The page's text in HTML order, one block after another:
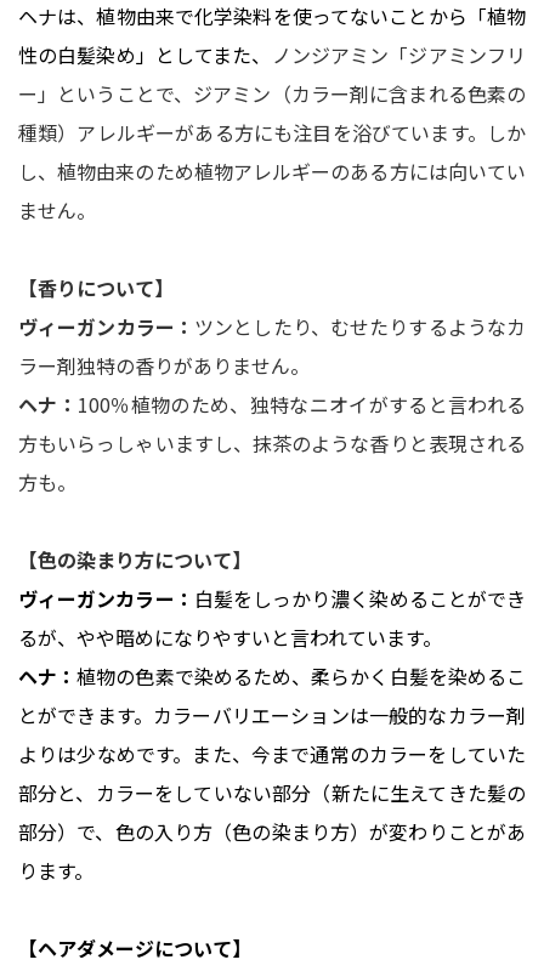
ヘナは、植物由来で化学染料を使ってないことから「植物
性の白髪染め」としてまた、 ノンジアミン「ジアミンフリ
ー」ということで、ジアミン（カラー剤に含まれる色素の
種類）アレルギーがある方にも注目を浴びています。しか
し、植物由来のため植物アレルギーのある方には向いてい
ません。
【香りについて】
ヴィーガンカラー： ツンとしたり、むせたりするようなカ
ラー剤独特の香りがありません。
ヘナ： 100％植物のため、独特なニオイがすると言われる
方もいらっしゃいますし、抹茶のような香りと表現される
方も。
【色の染まり方について】
ヴィーガンカラー： 白髪をしっかり濃く染めることができ
るが、やや暗めになりやすいと言われています。
ヘナ：植物の色素で染めるため、柔らかく白髪を染めるこ
とができます。カラーバリエーションは一般的なカラー剤
よりは少なめです。また、今まで通常のカラーをしていた
部分と、カラーをしていない部分（新たに生えてきた髪の
部分）で、色の入り方（色の染まり方）が変わりことがあ
ります。
【ヘアダメージについて】